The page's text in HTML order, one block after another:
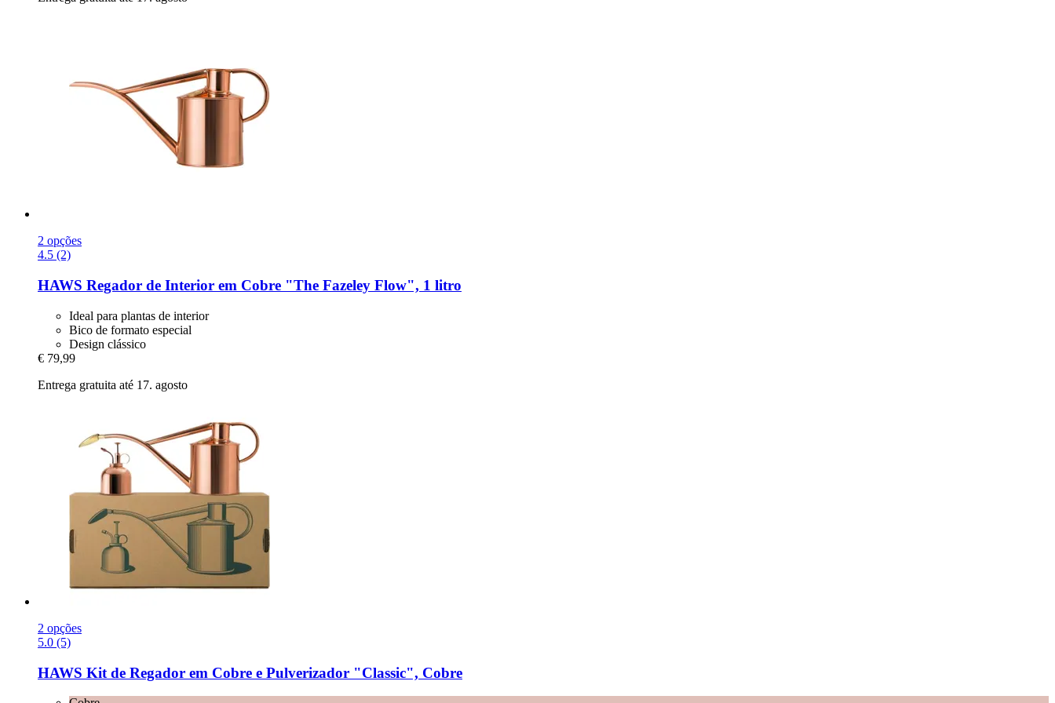
2 opções
4.5 (2)
HAWS Regador de Interior em Cobre "The Fazeley Flow", 1 litro
Ideal para plantas de interior
Bico de formato especial
Design clássico
€ 79,99
Entrega gratuita até 17. agosto
2 opções
5.0 (5)
HAWS Kit de Regador em Cobre e Pulverizador "Classic", Cobre